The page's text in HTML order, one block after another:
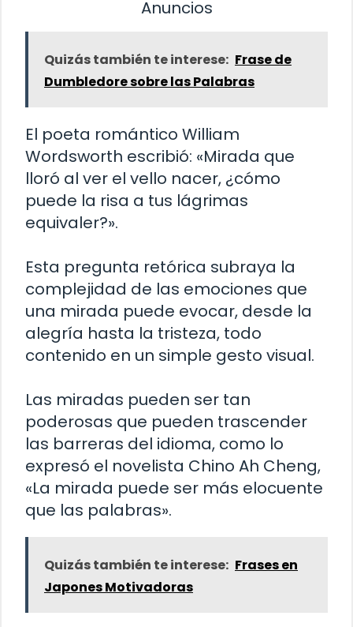
Anuncios
Quizás también te interese: Frase de
Dumbledore sobre las Palabras
El poeta romántico William
Wordsworth escribió: «Mirada que
lloró al ver el vello nacer, ¿cómo
puede la risa a tus lágrimas
equivaler?».
Esta pregunta retórica subraya la
complejidad de las emociones que
una mirada puede evocar, desde la
alegría hasta la tristeza, todo
contenido en un simple gesto visual.
Las miradas pueden ser tan
poderosas que pueden trascender
las barreras del idioma, como lo
expresó el novelista Chino Ah Cheng,
«La mirada puede ser más elocuente
que las palabras».
Quizás también te interese: Frases en
Japones Motivadoras